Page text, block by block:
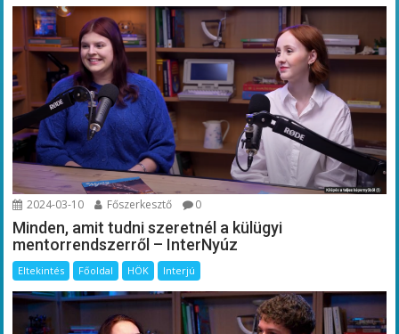
2024-03-10 Főszerkesztő 0
Minden, amit tudni szeretnél a külügyi
mentorrendszerről – InterNyúz
Eltekintés Főoldal HÖK Interjú